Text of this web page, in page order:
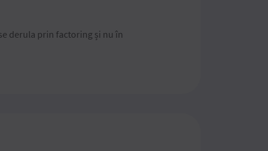
derula prin factoring și nu în